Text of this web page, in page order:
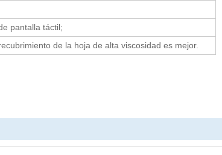
pantalla táctil;
de la hoja de alta viscosidad es mejor.